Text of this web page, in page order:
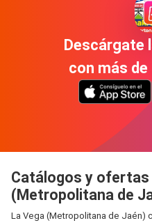
Descárgate
con más
Catálogos y ofertas
(Metropolitana de
La Vega (Metropolitana de Jaén)